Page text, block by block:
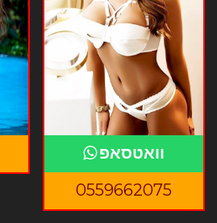
וואטסאפ
0559662075